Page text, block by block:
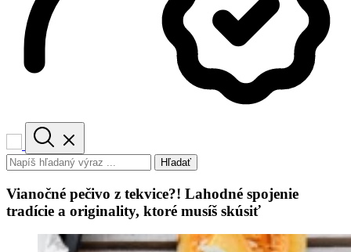
Hľadať
Vianočné pečivo z tekvice?! Lahodné spojenie
tradície a originality, ktoré musíš skúsiť